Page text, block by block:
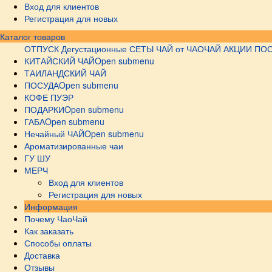
Вход для клиентов
Регистрация для новых
Каталог товаров
ОТПУСК Дегустационные СЕТЫ ЧАЙ от ЧАОЧАЙ АКЦИИ
КИТАЙСКИЙ ЧАЙOpen submenu
ТАИЛАНДСКИЙ ЧАЙ
ПОСУДАOpen submenu
КОФЕ ПУЭР
ПОДАРКИOpen submenu
ГАБАOpen submenu
Нечайный ЧАЙOpen submenu
Ароматизированные чаи
ГУ ШУ
МЕРЧ
Вход для клиентов
Регистрация для новых
Информация
Почему ЧаоЧай
Как заказать
Способы оплаты
Доставка
Отзывы